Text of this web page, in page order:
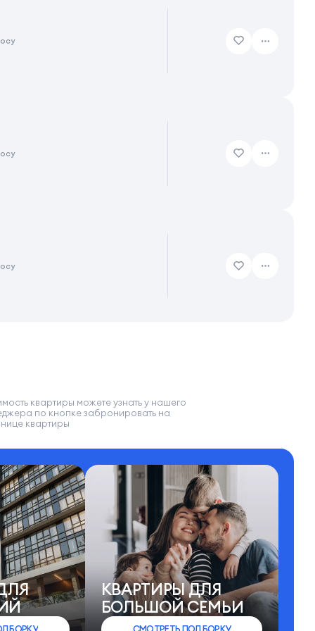
квартиры можете узнать у нашего
по кнопке забронировать на
квартиры
КВАРТИРЫ ДЛЯ
БОЛЬШОЙ СЕМЬИ